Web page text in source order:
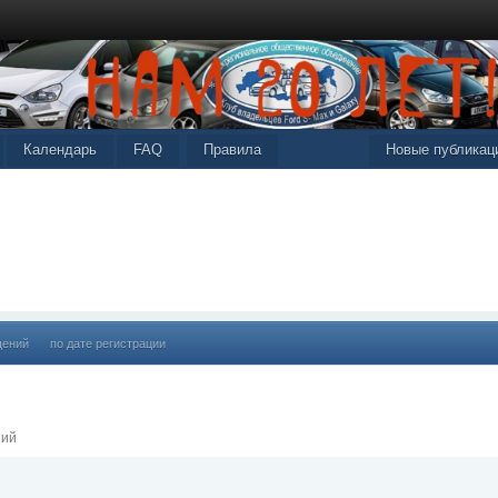
Новые
FAQ Правила
Календарь
по дате регистрации